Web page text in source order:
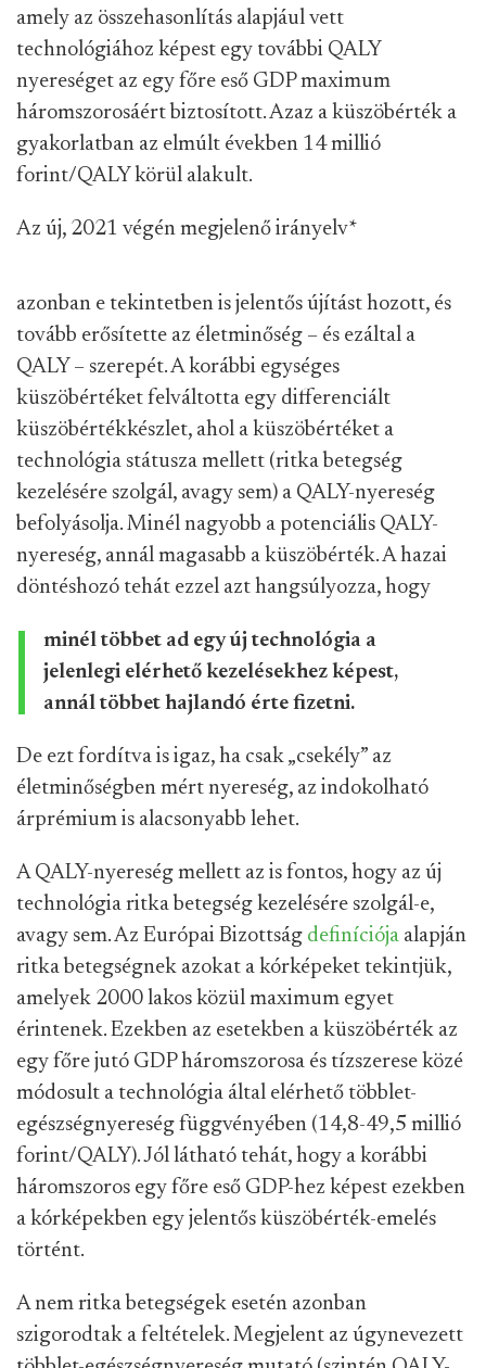
amely az összehasonlítás alapjául vett
technológiához képest egy további QALY
nyereséget az egy főre eső GDP maximum
háromszorosáért biztosított. Azaz a küszöbérték a
gyakorlatban az elmúlt években 14 millió
forint/QALY körül alakult.
Az új, 2021 végén megjelenő irányelv*
azonban e tekintetben is jelentős újítást hozott, és
tovább erősítette az életminőség – és ezáltal a
QALY – szerepét. A korábbi egységes
küszöbértéket felváltotta egy differenciált
küszöbértékkészlet, ahol a küszöbértéket a
technológia státusza mellett (ritka betegség
kezelésére szolgál, avagy sem) a QALY-nyereség
befolyásolja. Minél nagyobb a potenciális QALY-
nyereség, annál magasabb a küszöbérték. A hazai
döntéshozó tehát ezzel azt hangsúlyozza, hogy
minél többet ad egy új technológia a
jelenlegi elérhető kezelésekhez képest,
annál többet hajlandó érte fizetni.
De ezt fordítva is igaz, ha csak „csekély” az
életminőségben mért nyereség, az indokolható
árprémium is alacsonyabb lehet.
A QALY-nyereség mellett az is fontos, hogy az új
technológia ritka betegség kezelésére szolgál-e,
avagy sem. Az Európai Bizottság definíciója alapján
ritka betegségnek azokat a kórképeket tekintjük,
amelyek 2000 lakos közül maximum egyet
érintenek. Ezekben az esetekben a küszöbérték az
egy főre jutó GDP háromszorosa és tízszerese közé
módosult a technológia által elérhető többlet-
egészségnyereség függvényében (14,8-49,5 millió
forint/QALY). Jól látható tehát, hogy a korábbi
háromszoros egy főre eső GDP-hez képest ezekben
a kórképekben egy jelentős küszöbérték-emelés
történt.
A nem ritka betegségek esetén azonban
szigorodtak a feltételek. Megjelent az úgynevezett